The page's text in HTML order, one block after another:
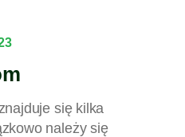
się kilka
należy się